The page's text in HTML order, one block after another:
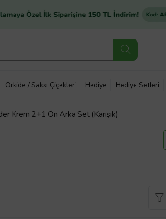
Orkide / Saksı Çiçekleri Hediye Hediye Setleri
Krem 2+1 Ön Arka Set (Karışık)